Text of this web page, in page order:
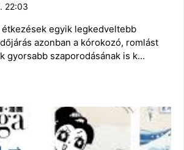
22:03
egyik legkedveltebb
azonban a kórokozó, romlást
gyorsabb szaporodásának is k…